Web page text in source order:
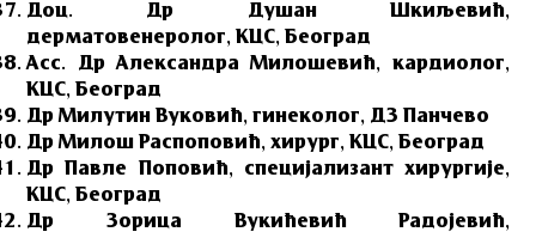
Доц. Др Душан Шкиљевић,
дерматовенеролог, КЦС, Београд
Асс. Др Александра Милошевић, кардиолог,
КЦС, Београд
Др Милутин Вуковић, гинеколог, ДЗ Панчево
Др Милош Распоповић, хирург, КЦС, Београд
Др Павле Поповић, специјализант хирургије,
КЦС, Београд
Др Зорица Вукићевић Радојевић,